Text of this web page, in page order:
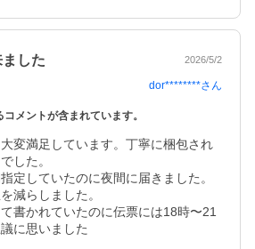
した 2026/5/2
dor********さん
メントが含まれています。
変満足しています。丁寧に梱包され
した。
定していたのに夜間に届きました。
減らしました。
書かれていたのに伝票には18時〜21
に思いました